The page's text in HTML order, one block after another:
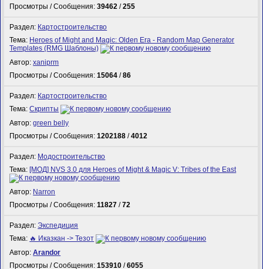
Просмотры / Сообщения:39462 /255
Раздел: Картостроительство
Тема: Heroes of Might and Magic: Olden Era - Random Map Generator
Templates (RMG Шаблоны)
Автор:xaniprm
Просмотры / Сообщения:15064 /86
Раздел: Картостроительство
Тема:Скрипты
Автор:green belly
Просмотры / Сообщения:1202188 /4012
Раздел: Модостроительство
Тема: [МОД] NVS 3.0 для Heroes of Might & Magic V: Tribes of the East
Автор: Narron
Просмотры / Сообщения:11827 /72
Раздел:Экспедиция
Тема: 🔥 Иказкан -> Тезот
Автор:Arandor
Просмотры / Сообщения:153910 /6055